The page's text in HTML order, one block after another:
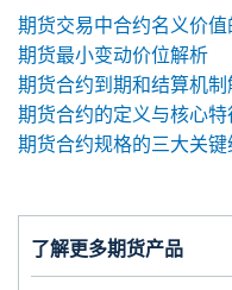
了解更多期货产品
期货交易中合约名义价
期货最小变动价位解析
期货合约到期和结算机制
期货合约的定义与核心特
期货合约规格的三大关